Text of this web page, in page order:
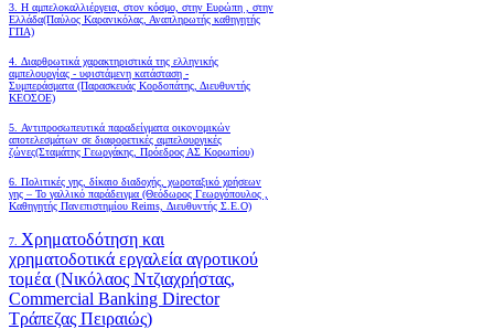
3. Η αμπελοκαλλιέργεια, στον κόσμο, στην Ευρώπη , στην
Ελλάδα(Παύλος Καρανικόλας, Αναπληρωτής καθηγητής
ΓΠΑ)
4. Διαρθρωτικά χαρακτηριστικά της ελληνικής
αμπελουργίας - υφιστάμενη κατάσταση -
Συμπεράσματα (Παρασκευάς Κορδοπάτης, Διευθυντής
ΚΕΟΣΟΕ)
5. Αντιπροσωπευτικά παραδείγματα οικονομικών
αποτελεσμάτων σε διαφορετικές αμπελουργικές
ζώνες(Σταμάτης Γεωργάκης, Πρόεδρος ΑΣ Κορωπίου)
6. Πολιτικές γης, δίκαιο διαδοχής, χωροταξικό χρήσεων
γης – Το γαλλικό παράδειγμα (Θεόδωρος Γεωργόπουλος ,
Καθηγητής Πανεπιστημίου Reims, Διευθυντής Σ.Ε.Ο)
7. Χρηματοδότηση και
χρηματοδοτικά εργαλεία αγροτικού
τομέα (Νικόλαος Ντζιαχρήστας,
Commercial Banking Director
Τράπεζας Πειραιώς)